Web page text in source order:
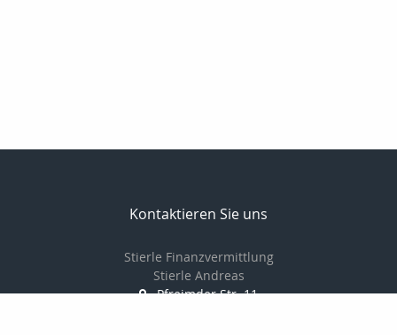
Kontaktieren Sie uns
Stierle Finanzvermittlung
Stierle Andreas
Pfreimder Str. 11